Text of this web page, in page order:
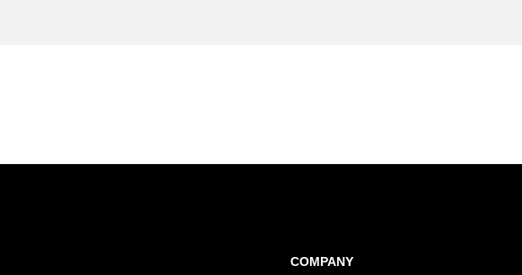
COMPANY